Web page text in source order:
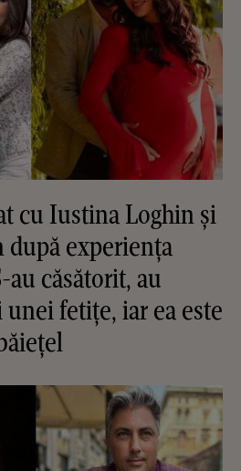
cu Iustina Loghin și
după experiența
căsătorit, au
fetițe, iar ea este